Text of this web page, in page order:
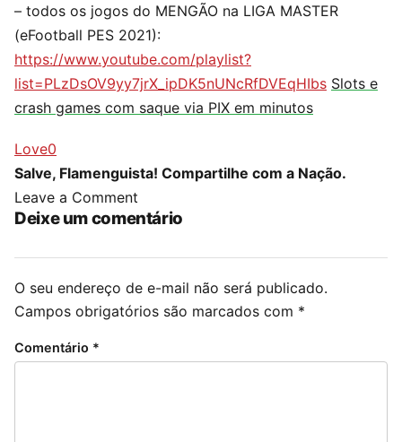
– todos os jogos do MENGÃO na LIGA MASTER
(eFootball PES 2021):
https://www.youtube.com/playlist?
list=PLzDsOV9yy7jrX_ipDK5nUNcRfDVEqHIbs Slots e
crash games com saque via PIX em minutos
Love0
Salve, Flamenguista! Compartilhe com a Nação.
Leave a Comment
Deixe um comentário
O seu endereço de e-mail não será publicado.
Campos obrigatórios são marcados com *
Comentário *